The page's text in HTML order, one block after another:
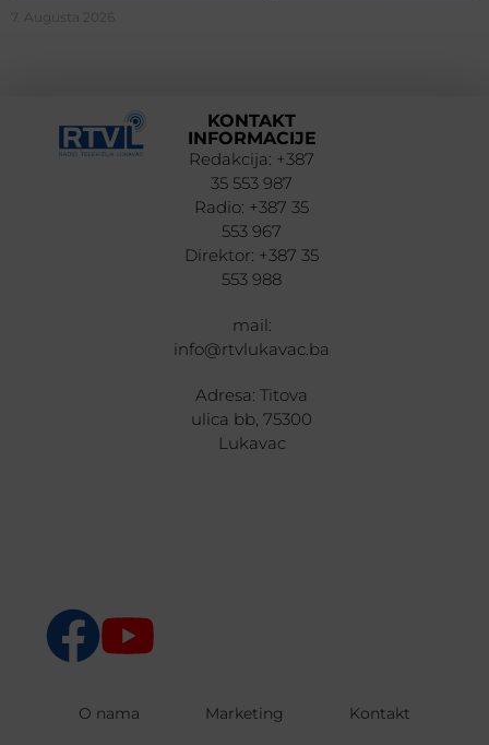
7. Augusta 2026.
KONTAKT
INFORMACIJE
Redakcija: +387
35 553 987
Radio: +387 35
553 967
Direktor: +387 35
553 988
mail:
info@rtvlukavac.ba
Adresa: Titova
ulica bb, 75300
Lukavac
O nama Marketing Kontakt